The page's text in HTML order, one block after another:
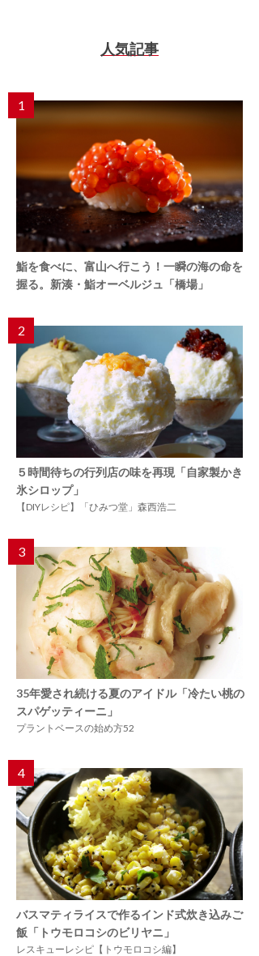
人気記事
1
鮨を食べに、富山へ行こう！一瞬の海の命を
握る。新湊・鮨オーベルジュ「橋場」
2
５時間待ちの行列店の味を再現「自家製かき
氷シロップ」
【DIYレシピ】「ひみつ堂」森西浩二
3
35年愛され続ける夏のアイドル「冷たい桃の
スパゲッティーニ」
プラントベースの始め方52
4
バスマティライスで作るインド式炊き込みご
飯「トウモロコシのビリヤニ」
レスキューレシピ【トウモロコシ編】